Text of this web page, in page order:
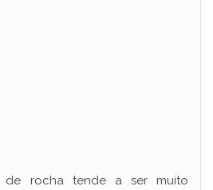
de rocha tende a ser muito